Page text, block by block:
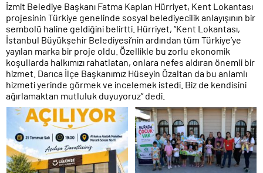
İzmit Belediye Başkanı Fatma Kaplan Hürriyet, Kent Lokantası
projesinin Türkiye genelinde sosyal belediyecilik anlayışının bir
sembolü haline geldiğini belirtti. Hürriyet, “Kent Lokantası,
İstanbul Büyükşehir Belediyesi’nin ardından tüm Türkiye’ye
yayılan marka bir proje oldu. Özellikle bu zorlu ekonomik
koşullarda halkımızı rahatlatan, onlara nefes aldıran önemli bir
hizmet. Darıca İlçe Başkanımız Hüseyin Özaltan da bu anlamlı
hizmeti yerinde görmek ve incelemek istedi. Biz de kendisini
ağırlamaktan mutluluk duyuyoruz” dedi.